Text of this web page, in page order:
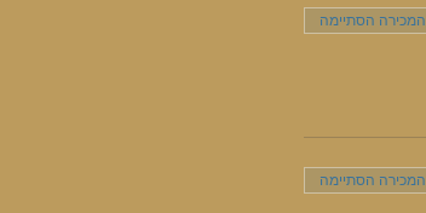
המכירה הסתיימה
המכירה הסתיימה